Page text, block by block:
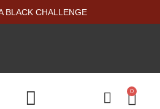
BLACK CHALLENGE
0